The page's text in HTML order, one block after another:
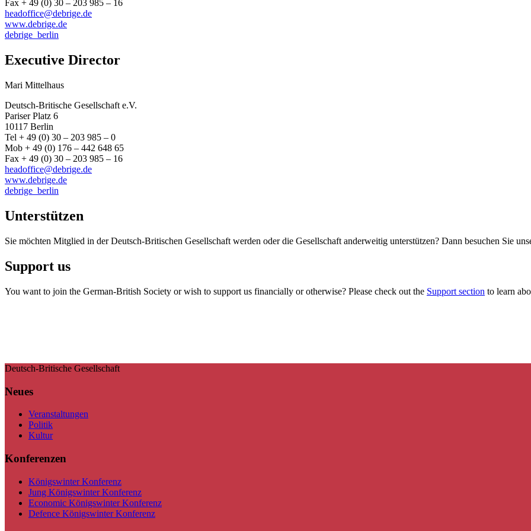
Fax + 49 (0) 30 – 203 985 – 16
headoffice@debrige.de
www.debrige.de
debrige_berlin
Executive Director
Mari Mittelhaus
Deutsch-Britische Gesellschaft e.V.
Pariser Platz 6
10117 Berlin
Tel + 49 (0) 30 – 203 985 – 0
Mob + 49 (0) 176 – 442 648 65
Fax + 49 (0) 30 – 203 985 – 16
headoffice@debrige.de
www.debrige.de
debrige_berlin
Unterstützen
Sie möchten Mitglied in der Deutsch-Britischen Gesellschaft werden oder die Gesellschaft anderweitig unterstützen? Dann besuchen Sie
Support us
You want to join the German-British Society or wish to support us financially or otherwise? Please check out the Support section to learn
Deutsch-Britische Gesellschaft
Neues
Veranstaltungen
Politik
Kultur
Konferenzen
Königswinter Konferenz
Jung Königswinter Konferenz
Economic Königswinter Konferenz
Defence Königswinter Konferenz